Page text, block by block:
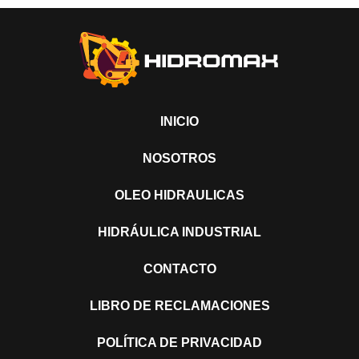
INICIO
NOSOTROS
OLEO HIDRAULICAS
HIDRÁULICA INDUSTRIAL
CONTACTO
LIBRO DE RECLAMACIONES
POLÍTICA DE PRIVACIDAD